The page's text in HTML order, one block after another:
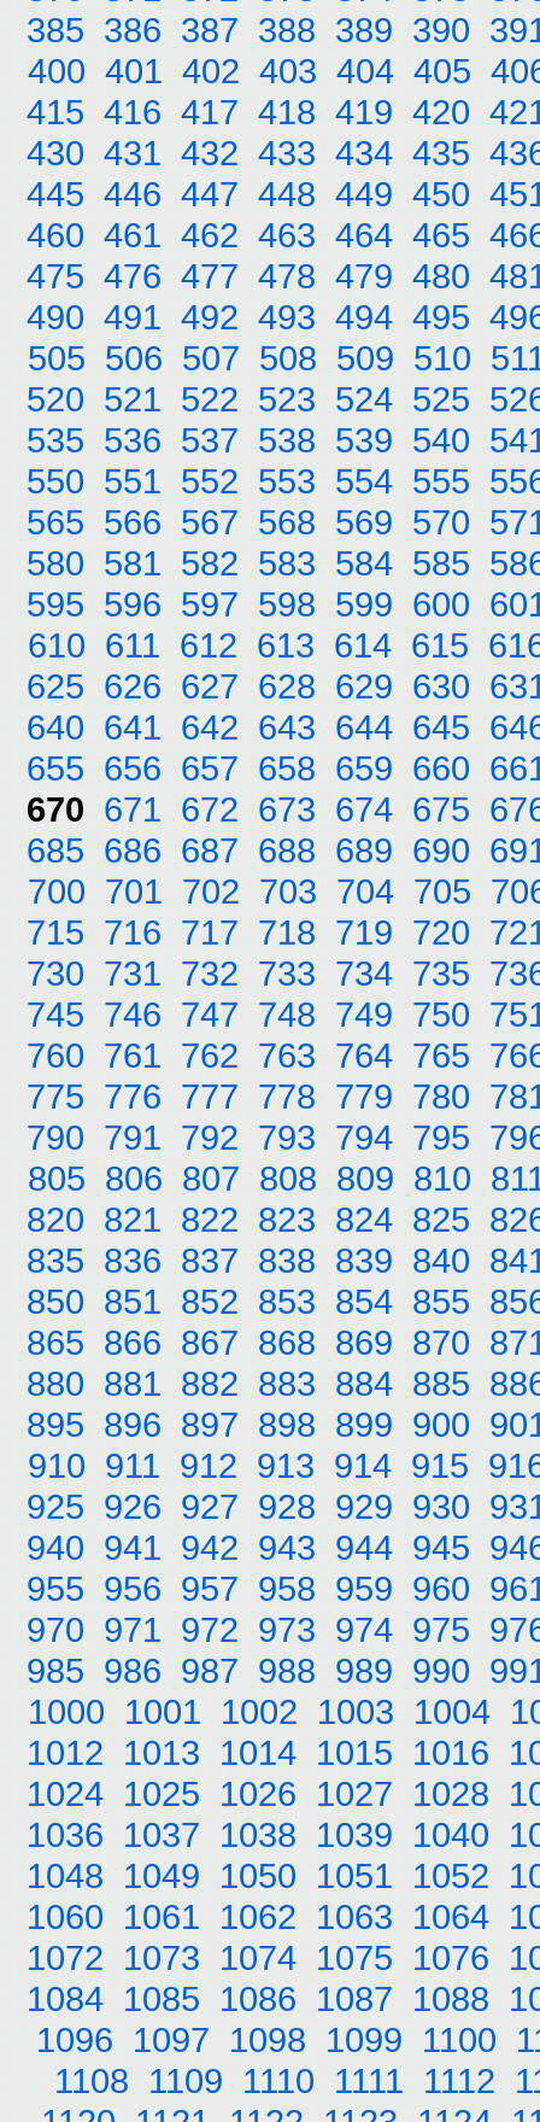
385 386 387 388 389 390
400 401 402 403 404 405
415 416 417 418 419 420
430 431 432 433 434 435
445 446 447 448 449 450
460 461 462 463 464 465
475 476 477 478 479 480
490 491 492 493 494 495
505 506 507 508 509 510
520 521 522 523 524 525
535 536 537 538 539 540
550 551 552 553 554 555
565 566 567 568 569 570
580 581 582 583 584 585
595 596 597 598 599 600
610 611 612 613 614 615
625 626 627 628 629 630
640 641 642 643 644 645
655 656 657 658 659 660
670 671 672 673 674 675
685 686 687 688 689 690
700 701 702 703 704 705
715 716 717 718 719 720
730 731 732 733 734 735
745 746 747 748 749 750
760 761 762 763 764 765
775 776 777 778 779 780
790 791 792 793 794 795
805 806 807 808 809 810
820 821 822 823 824 825
835 836 837 838 839 840
850 851 852 853 854 855
865 866 867 868 869 870
880 881 882 883 884 885
895 896 897 898 899 900
910 911 912 913 914 915
925 926 927 928 929 930
940 941 942 943 944 945
955 956 957 958 959 960
970 971 972 973 974 975
985 986 987 988 989 990
1000 1001 1002 1003 1004
1012 1013 1014 1015 1016
1024 1025 1026 1027 1028
1036 1037 1038 1039 1040
1048 1049 1050 1051 1052
1060 1061 1062 1063 1064
1072 1073 1074 1075 1076
1084 1085 1086 1087 1088
1096 1097 1098 1099 1100
1108 1109 1110 1111 1112